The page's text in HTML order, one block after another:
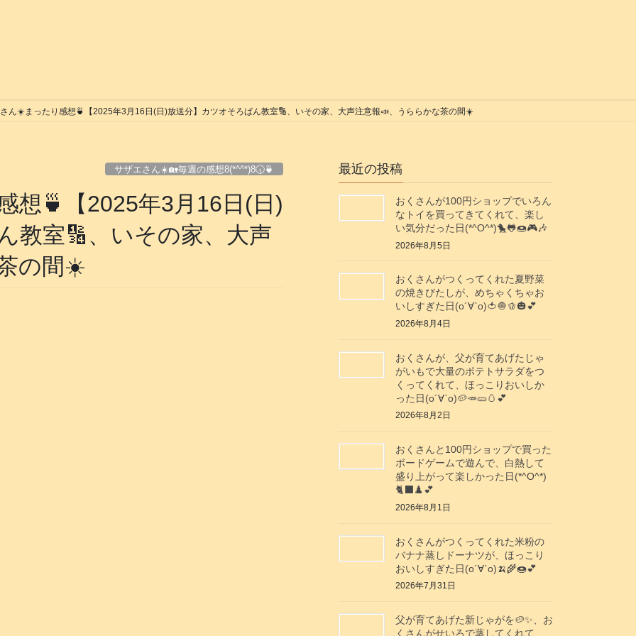
ん️️️️️️️️☀️まったり感想🍵【2025年3月16日(日)放送分】カツオそろばん教室🔢、いその家、大声注意報📣、うららかな茶の間☀️
サザエさん☀️🏡毎週の感想8(*^^*)8🕡️🍵
想🍵【2025年3月16日(日)
教室🔢、いその家、大声
の間☀️
最近の投稿
おくさんが100円ショップでいろん
なトイを買ってきてくれて、楽し
い気分だった日(*^O^*)🐤🐸🍩🎮️🎶
2026年8月5日
おくさんがつくってくれた夏野菜
の焼きびたしが、めちゃくちゃお
いしすぎた日(о´∀`о)🍅🧅🫑🎃💕
2026年8月4日
おくさんが、父が育てあげたじゃ
がいもで大量のポテトサラダをつ
くってくれて、ほっこりおいしか
った日(о´∀`о)🥔🥕🥒🥚💕
2026年8月2日
おくさんと100円ショップで買った
ボードゲームで遊んで、白熱して
盛り上がって楽しかった日(*^O^*)
🐈‍⬛♟️💕
2026年8月1日
おくさんがつくってくれた米粉の
バナナ蒸しドーナツが、ほっこり
おいしすぎた日(о´∀`о)🍌🌾🍩💕
2026年7月31日
父が育てあげた新じゃがを🥔✨️、お
くさんがせいろで蒸してくれて